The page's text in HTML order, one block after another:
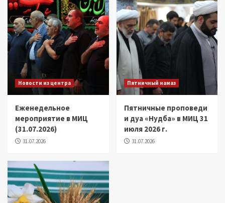
Новости из центра
Еженедельное
мероприятие в МИЦ
(31.07.2026)
31.07.2026
Пятничный намаз
Пятничные проповеди
и дуа «Нудба» в МИЦ 31
июля 2026 г.
31.07.2026